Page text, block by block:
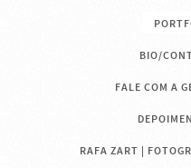
BIO/
FALE COM A
RAFA ZART |